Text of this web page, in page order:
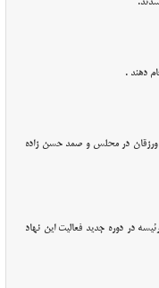
دهند .
ورزقان در محلس و صمد حسن زاده
در دوره جدید فعالیت این نهاد